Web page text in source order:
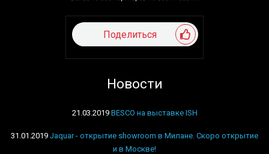
Поделиться
Новости
21.03.2019 BESCO на выставке ISH
31.01.2019 Jaquar - открытие showroom в Милане. Скоро открытие
и в Москве!